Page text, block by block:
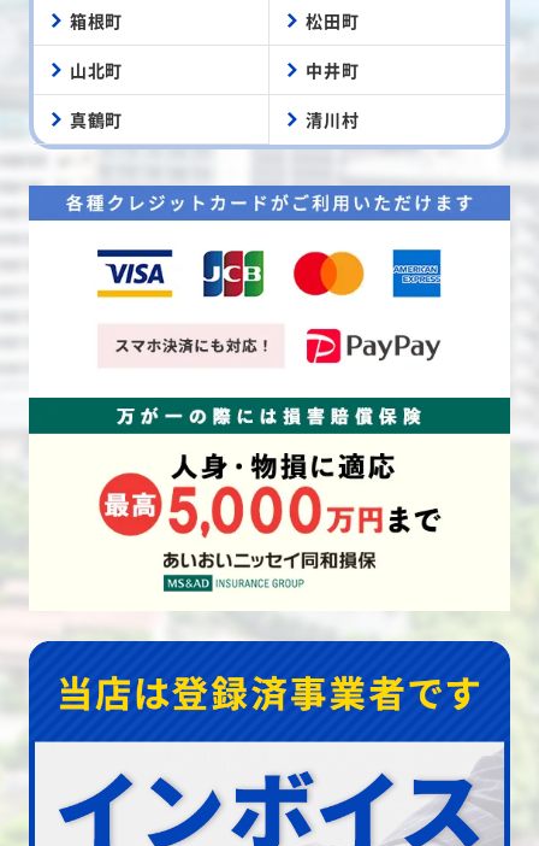
箱根町 松田町
山北町 中井町
真鶴町 清川村